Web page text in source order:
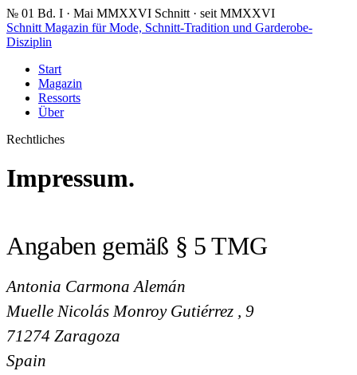
№ 01 Bd. I · Mai MMXXVI Schnitt · seit MMXXVI
Schnitt Magazin für Mode, Schnitt-Tradition und Garderobe-
Disziplin
Start
Magazin
Ressorts
Über
Rechtliches
Impressum.
Angaben gemäß § 5 TMG
Antonia Carmona Alemán
Muelle Nicolás Monroy Gutiérrez , 9
71274 Zaragoza
Spain